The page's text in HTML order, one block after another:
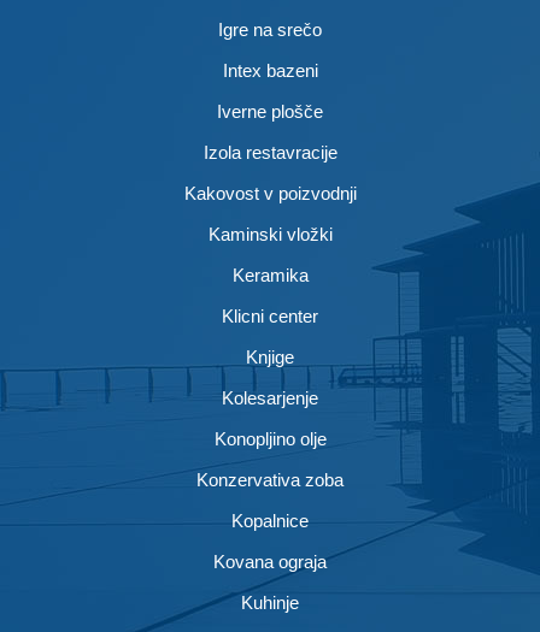
Igre na srečo
Intex bazeni
Iverne plošče
Izola restavracije
Kakovost v poizvodnji
Kaminski vložki
Keramika
Klicni center
Knjige
Kolesarjenje
Konopljino olje
Konzervativa zoba
Kopalnice
Kovana ograja
Kuhinje